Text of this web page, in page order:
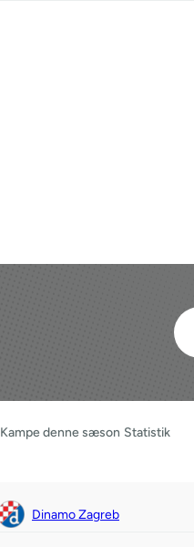
Kampe denne sæson Statistik
Dinamo Zagreb